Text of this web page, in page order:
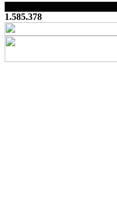
1.585.378